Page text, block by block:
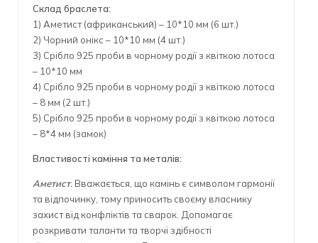
Склад браслета:
1) Аметист (африканський) – 10*10 мм (6 шт.)
2) Чорний онікс – 10*10 мм (4 шт.)
3) Срібло 925 проби в чорному родії з квіткою лотоса
– 10*10 мм
4) Срібло 925 проби в чорному родії з квіткою лотоса
– 8 мм (2 шт.)
5) Срібло 925 проби в чорному родії з квіткою лотоса
– 8*4 мм (замок)
Властивості каміння та металів:
Аметист. Вважається, що камінь є символом гармонії
та відпочинку, тому приносить своєму власнику
захист від конфліктів та сварок. Допомагає
розкривати таланти та творчі здібності